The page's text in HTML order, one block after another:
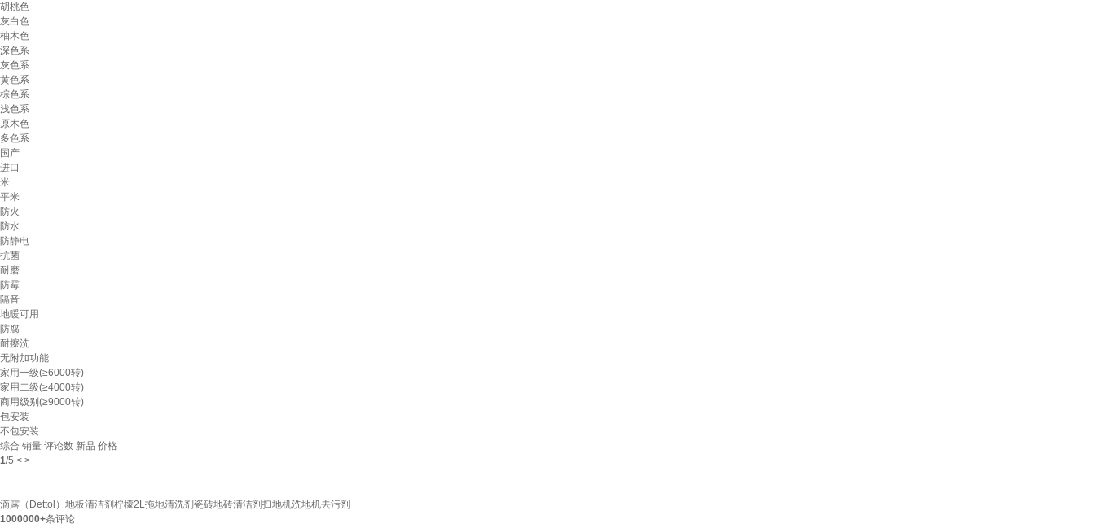
胡桃色
灰白色
柚木色
深色系
灰色系
黄色系
棕色系
浅色系
原木色
多色系
国产
进口
米
平米
防火
防水
防静电
抗菌
耐磨
防霉
隔音
地暖可用
防腐
耐擦洗
无附加功能
家用一级(≥6000转)
家用二级(≥4000转)
商用级别(≥9000转)
包安装
不包安装
综合 销量 评论数 新品 价格
1/5 < >
滴露（Dettol）地板清洁剂柠檬2L拖地清洗剂瓷砖地砖清洁剂扫地机洗地机去污剂
1000000+条评论